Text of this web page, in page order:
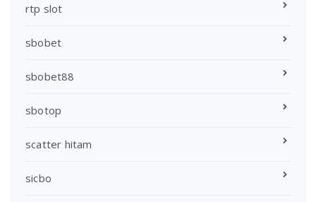
rtp slot
sbobet
sbobet88
sbotop
scatter hitam
sicbo